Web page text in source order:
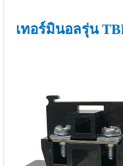
เทอร์มินอลรุ่น